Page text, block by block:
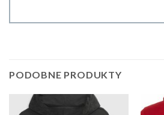
PODOBNE PRODUKTY